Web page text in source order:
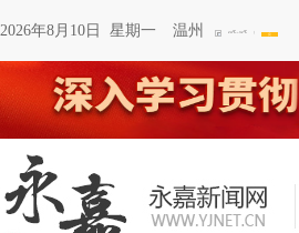
2026年8月10日 星期一 温州